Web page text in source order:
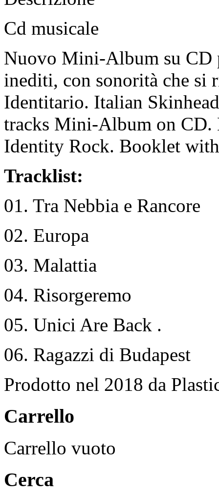
Cd musicale
Nuovo Mini-Album su CD
inediti, con sonorità che si
Identitario. Italian
tracks Mini-Album on CD.
Identity Rock. Booklet
Tracklist:
01. Tra Nebbia e Rancore
02. Europa
03. Malattia
04. Risorgeremo
05. Unici Are Back .
06. Ragazzi di Budapest
Prodotto nel 2018 da
Carrello
Carrello vuoto
Cerca